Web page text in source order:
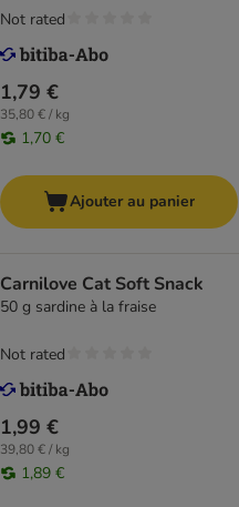
1,79 €
35,80 € / kg
1,70 €
Not rated
Ajouter au panier
Carnilove Cat Soft Snack
50 g sardine à la fraise
1,99 €
39,80 € / kg
1,89 €
Not rated